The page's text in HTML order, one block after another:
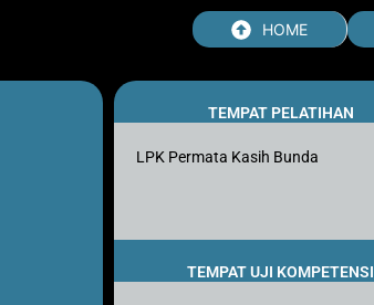
HOME
TEMPAT PELATIHAN
LPK Permata Kasih Bunda
TEMPAT UJI KOMPETENSI